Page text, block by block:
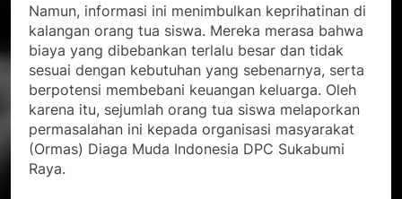
Namun, informasi ini menimbulkan keprihatinan di
kalangan orang tua siswa. Mereka merasa bahwa
biaya yang dibebankan terlalu besar dan tidak
sesuai dengan kebutuhan yang sebenarnya, serta
berpotensi membebani keuangan keluarga. Oleh
karena itu, sejumlah orang tua siswa melaporkan
permasalahan ini kepada organisasi masyarakat
(Ormas) Diaga Muda Indonesia DPC Sukabumi
Raya.